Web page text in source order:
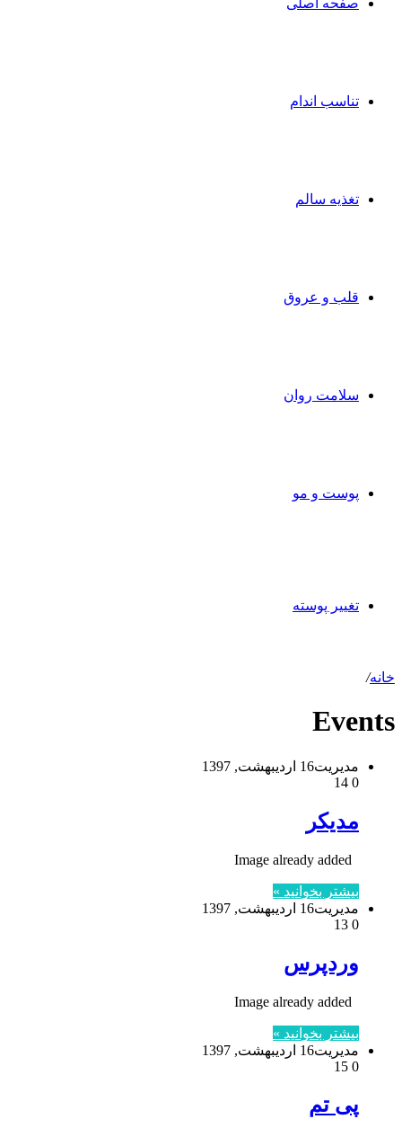
صفحه اصلی
تناسب اندام
تغذیه سالم
قلب و عروق
سلامت روان
پوست و مو
تغییر پوسته
خانه/
Events
مدیریت16 اردیبهشت, 1397
0
مدیکر
بیشتر بخوانید »
مدیریت16 اردیبهشت, 1397
0
وردپرس
بیشتر بخوانید »
مدیریت16 اردیبهشت, 1397
0
پی تم